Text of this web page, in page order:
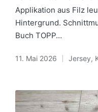
Applikation aus Filz
Hintergrund.
Buch TOPP…
11. Mai 2026
Posted
Jersey,